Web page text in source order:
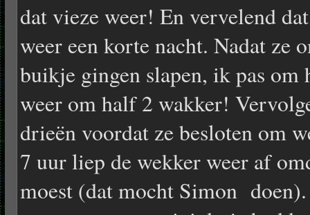
dat vieze weer! En vervelend
weer een korte nacht. Nadat ze
buikje gingen slapen, ik pas om
weer om half 2 wakker!
drieën voordat ze besloten om
7 uur liep de wekker weer af
moest (dat mocht Simon doen).